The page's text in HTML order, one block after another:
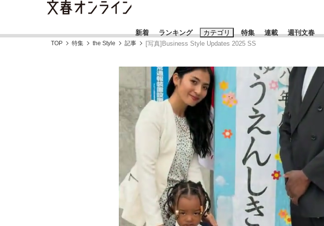
新着 ランキング カテゴリ
「キオクシアの投資の桁は一つ多くてもいい」時価総額が一時トヨタ超え...
特集
終戦から81年
連載 週刊文春
おすすめのキーワードタグ一覧
#藤田晋 #三山凌輝 #高市早苗 #後藤真希
#玉木雄一郎
#亀和田武
TOP 特集 the Style 記事 [写真]Business Style Updates 2025 SS